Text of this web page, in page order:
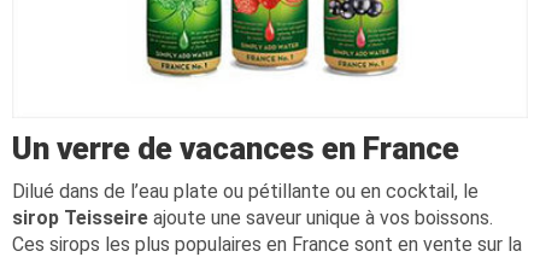
Un verre de vacances en France
Dilué dans de l’eau plate ou pétillante ou en cocktail, le
sirop Teisseire ajoute une saveur unique à vos boissons.
Ces sirops les plus populaires en France sont en vente sur la